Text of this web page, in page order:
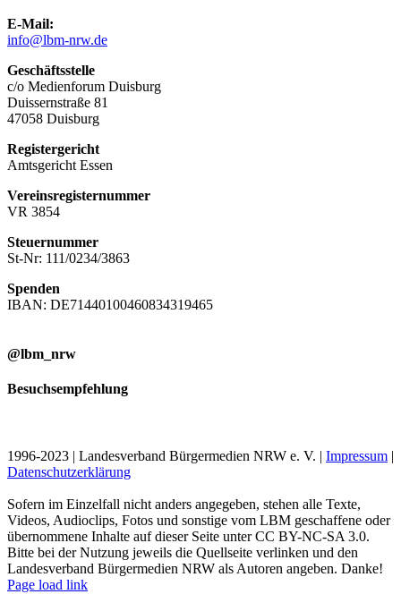
E-Mail:
info@lbm-nrw.de
Geschäftsstelle
c/o Medienforum Duisburg
Duissernstraße 81
47058 Duisburg
Registergericht
Amtsgericht Essen
Vereinsregisternummer
VR 3854
Steuernummer
St-Nr: 111/0234/3863
Spenden
IBAN: DE71440100460834319465
@lbm_nrw
Besuchsempfehlung
1996-2023 | Landesverband Bürgermedien NRW e. V. | Impressum |
Datenschutzerklärung
Sofern im Einzelfall nicht anders angegeben, stehen alle Texte,
Videos, Audioclips, Fotos und sonstige vom LBM geschaffene oder
übernommene Inhalte auf dieser Seite unter CC BY-NC-SA 3.0.
Bitte bei der Nutzung jeweils die Quellseite verlinken und den
Landesverband Bürgermedien NRW als Autoren angeben. Danke!
Page load link